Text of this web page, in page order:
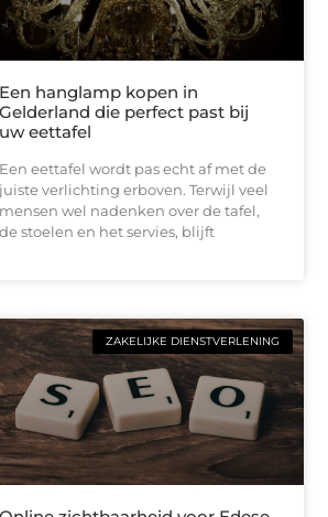
Een hanglamp kopen in
Gelderland die perfect past bij
uw eettafel
Een eettafel wordt pas echt af met de
juiste verlichting erboven. Terwijl veel
mensen wel nadenken over de tafel,
de stoelen en het servies, blijft
ZAKELIJKE DIENSTVERLENING